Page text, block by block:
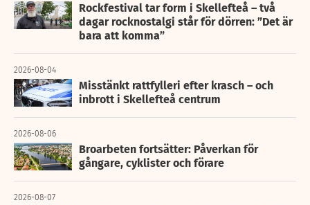
Rockfestival tar form i Skellefteå – två
dagar rocknostalgi står för dörren: ”Det är
bara att komma”
2026-08-04
Misstänkt rattfylleri efter krasch – och
inbrott i Skellefteå centrum
2026-08-06
Broarbeten fortsätter: Påverkan för
gångare, cyklister och förare
2026-08-07